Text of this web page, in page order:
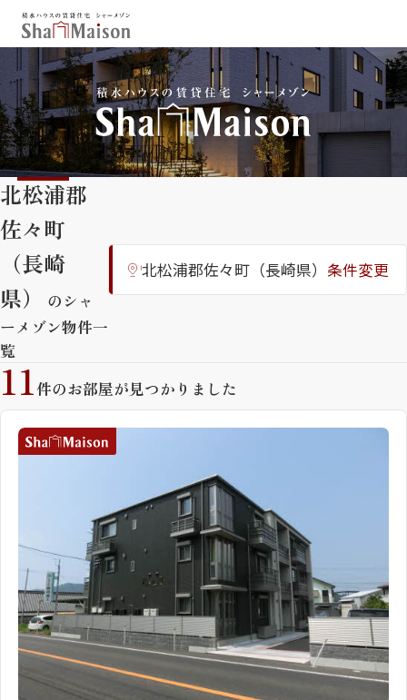
保存した条件
お気に入り
新着メール設定
最近見た物件
北海道
中部
九州
市区郡・路線・駅から探す
通勤・通学時間から探す
人気のカテゴリから探す
シャーメゾンとは
シャーメゾンセレクショ
ン
北松浦郡
佐々町
（長崎
県）
のシャ
ーメゾン物件一
覧
北松浦郡佐々町（長崎県） 条件変更
11件のお部屋が見つかりました